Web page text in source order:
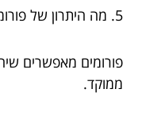
5. מה היתרון של פורומים מול בלוגים?
פורומים מאפשרים
ממוקד.